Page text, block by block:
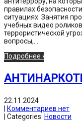
правилах
ситуациях. Занятия
учебных видео
террористической
вопросы,...
Подробнее ›
22.11.2024
Комментариев нет
| Categories: Новости